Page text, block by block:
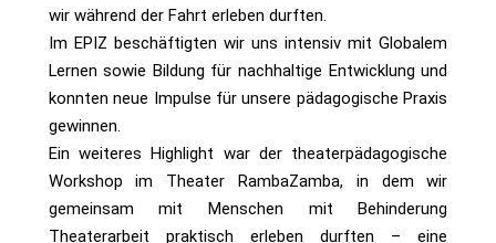
wir während der Fahrt erleben durften.
Im EPIZ beschäftigten wir uns intensiv mit Globalem
Lernen sowie Bildung für nachhaltige Entwicklung und
konnten neue Impulse für unsere pädagogische Praxis
gewinnen.
Ein weiteres Highlight war der theaterpädagogische
Workshop im Theater RambaZamba, in dem wir
gemeinsam mit Menschen mit Behinderung
Theaterarbeit praktisch erleben durften – eine